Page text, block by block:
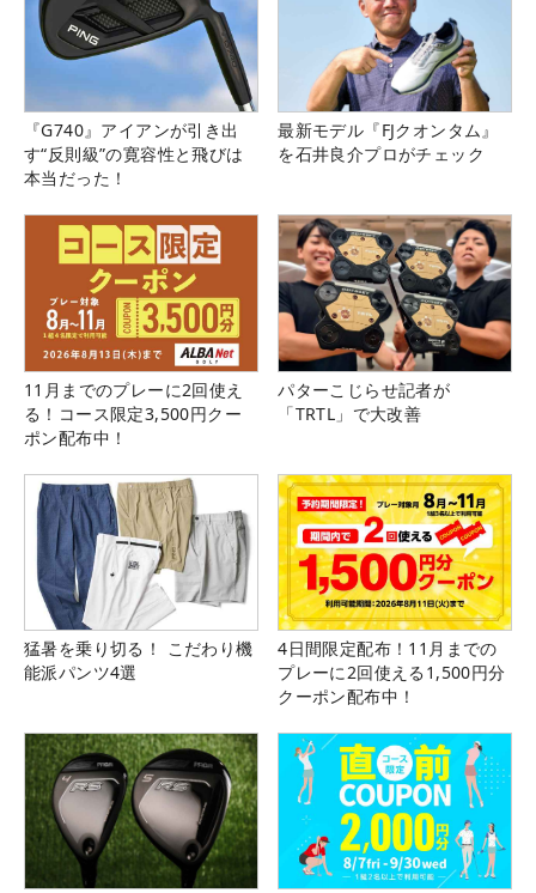
『G740』アイアンが引き出
す“反則級”の寛容性と飛びは
本当だった！
最新モデル『FJクオンタム』
を石井良介プロがチェック
11月までのプレーに2回使え
る！コース限定3,500円クー
ポン配布中！
パターこじらせ記者が
「TRTL」で大改善
猛暑を乗り切る！ こだわり機
能派パンツ4選
4日間限定配布！11月までの
プレーに2回使える1,500円分
クーポン配布中！